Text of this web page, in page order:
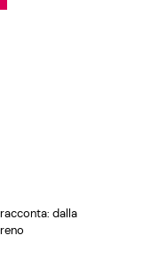
dalla